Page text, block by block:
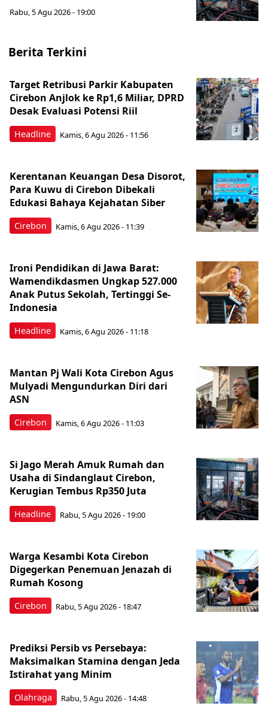
Rabu, 5 Agu 2026 - 19:00
Berita Terkini
Headline
Target Retribusi Parkir Kabupaten
Cirebon Anjlok ke Rp1,6 Miliar, DPRD
Desak Evaluasi Potensi Riil
Kamis, 6 Agu 2026 - 11:56
Cirebon
Kerentanan Keuangan Desa Disorot,
Para Kuwu di Cirebon Dibekali
Edukasi Bahaya Kejahatan Siber
Kamis, 6 Agu 2026 - 11:39
Headline
Ironi Pendidikan di Jawa Barat:
Wamendikdasmen Ungkap 527.000
Anak Putus Sekolah, Tertinggi Se-
Indonesia
Kamis, 6 Agu 2026 - 11:18
Cirebon
Mantan Pj Wali Kota Cirebon Agus
Mulyadi Mengundurkan Diri dari
ASN
Kamis, 6 Agu 2026 - 11:03
Headline
Si Jago Merah Amuk Rumah dan
Usaha di Sindanglaut Cirebon,
Kerugian Tembus Rp350 Juta
Rabu, 5 Agu 2026 - 19:00
Cirebon
Warga Kesambi Kota Cirebon
Digegerkan Penemuan Jenazah di
Rumah Kosong
Rabu, 5 Agu 2026 - 18:47
Olahraga
Prediksi Persib vs Persebaya:
Maksimalkan Stamina dengan Jeda
Istirahat yang Minim
Rabu, 5 Agu 2026 - 14:48